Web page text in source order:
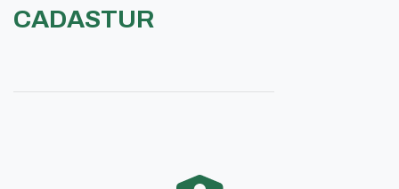
CADASTUR